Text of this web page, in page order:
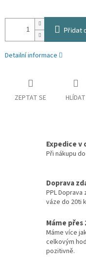
Přidat
Detailní informace
ZEPTAT SE HLÍDAT
Expedice v
Při nákupu
Doprava
PPL Doprava
váze do 20ti
Máme
Máme více
celkovým
pozitivně.